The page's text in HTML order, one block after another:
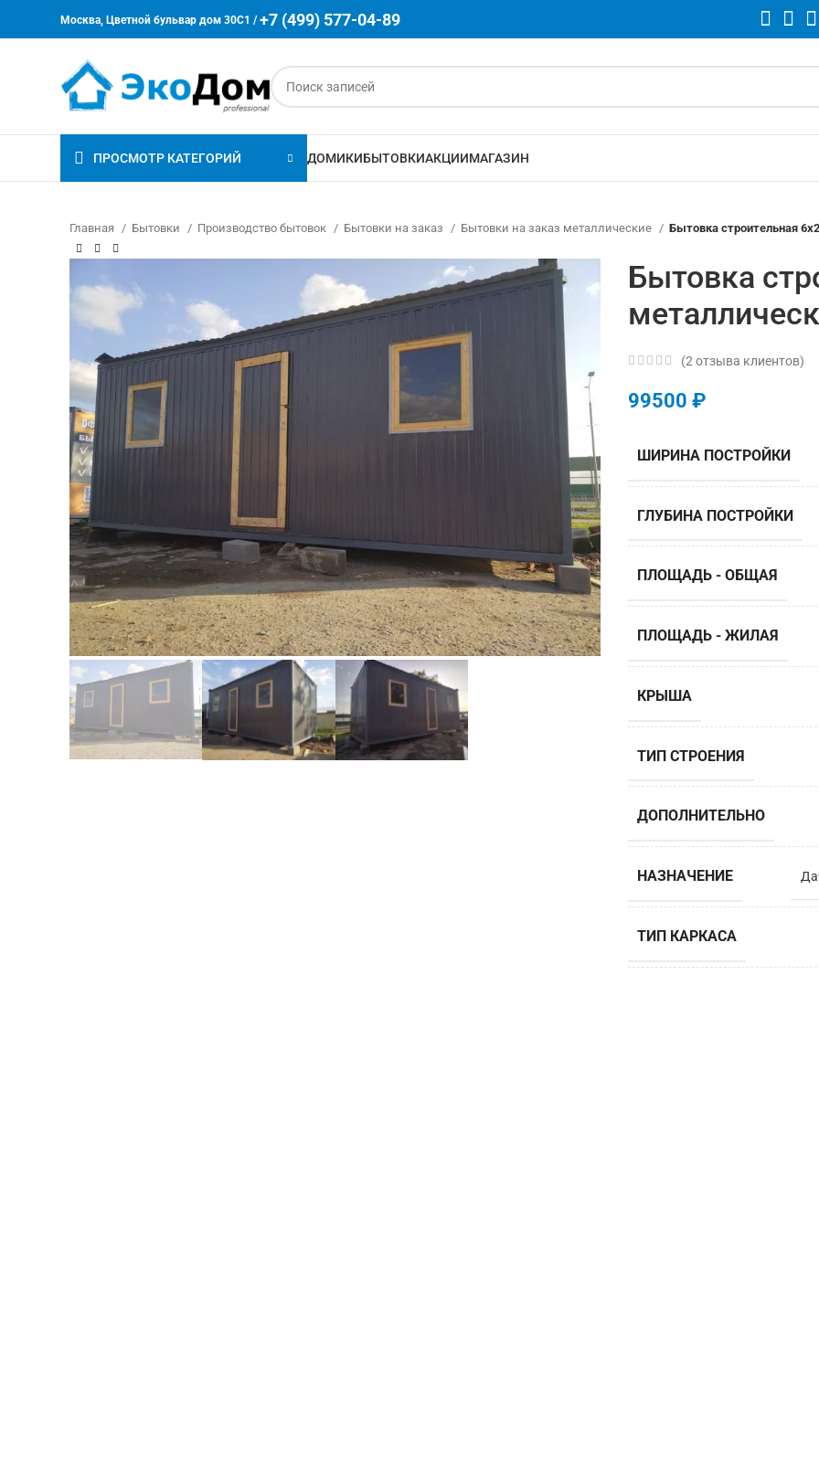
Москва, Цветной бульвар дом 30C1 / +7 (499) 577-04-89
ПРОСМОТР КАТЕГОРИЙ ДОМИКИБЫТОВКИАКЦИИМАГАЗИН
Главная Бытовки Производство бытовок Бытовки на заказ Бытовки на заказ металлические Бытовка строительная
Бытовка
(2 отзыва клиентов)
99500 ₽
ШИРИНА ПОСТРОЙКИ
ГЛУБИНА ПОСТРОЙКИ
ПЛОЩАДЬ - ОБЩАЯ
ПЛОЩАДЬ - ЖИЛАЯ
КРЫША
ТИП СТРОЕНИЯ
ДОПОЛНИТЕЛЬНО
НАЗНАЧЕНИЕ
ТИП КАРКАСА